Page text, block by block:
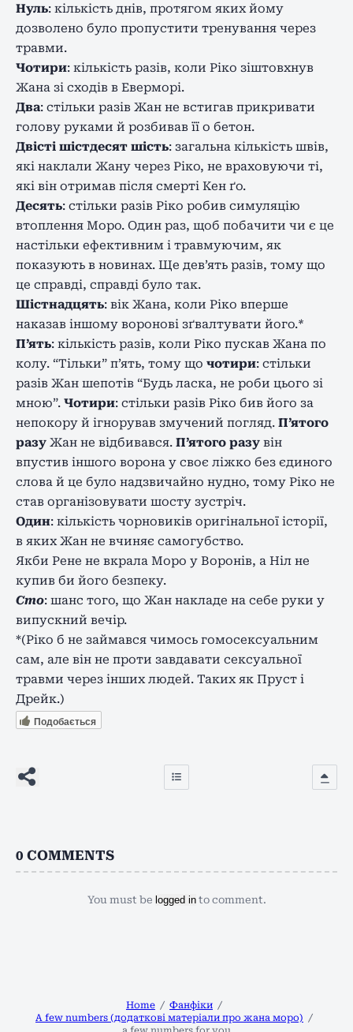
Нуль: кількість днів, протягом яких йому
дозволено було пропустити тренування через
травми.
Чотири: кількість разів, коли Ріко зіштовхнув
Жана зі сходів в Еверморі.
Два: стільки разів Жан не встигав прикривати
голову руками й розбивав її о бетон.
Двісті шістдесят шість: загальна кількість швів,
які наклали Жану через Ріко, не враховуючи ті,
які він отримав після смерті Кен ґо.
Десять: стільки разів Ріко робив симуляцію
втоплення Моро. Один раз, щоб побачити чи є це
настільки ефективним і травмуючим, як
показують в новинах. Ще дев’ять разів, тому що
це справді, справді було так.
Шістнадцять: вік Жана, коли Ріко вперше
наказав іншому воронові зґвалтувати його.*
П’ять: кількість разів, коли Ріко пускав Жана по
колу. “Тільки” п’ять, тому що чотири: стільки
разів Жан шепотів “Будь ласка, не роби цього зі
мною”. Чотири: стільки разів Ріко бив його за
непокору й ігнорував змучений погляд. П’ятого
разу Жан не відбивався. П’ятого разу він
впустив іншого ворона у своє ліжко без єдиного
слова й це було надзвичайно нудно, тому Ріко не
став організовувати шосту зустріч.
Один: кількість чорновиків оригінальної історії,
в яких Жан не вчиняє самогубство.
Якби Рене не вкрала Моро у Воронів, а Ніл не
купив би його безпеку.
Сто: шанс того, що Жан накладе на себе руки у
випускний вечір.
*(Ріко б не займався чимось гомосексуальним
сам, але він не проти завдавати сексуальної
травми через інших людей. Таких як Пруст і
Дрейк.)
Подобається
0 COMMENTS
You must be logged into comment.
Home
Фанфіки
A few numbers (додаткові матеріали про жана моро)